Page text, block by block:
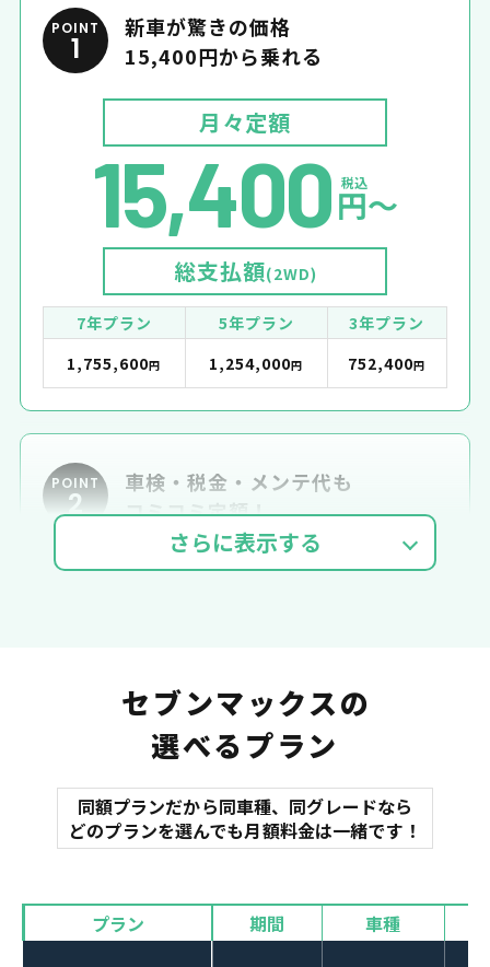
POINT
1
新車が驚きの価格
15,400円から乗れる
月々定額
15,400 税込
円〜
総支払額(2WD)
7年プラン 5年プラン
3年プラン
1,755,600円 1,254,000円 752,400円
POINT
2
車検・税金・メンテ代も
コミコミ定額！
オイル交換 諸費用
マット
バイザー
セブンマックスの
選べるプラン
同額プランだから同車種、同グレードなら
どのプランを選んでも月額料金は一緒です！
プラン 期間 車種